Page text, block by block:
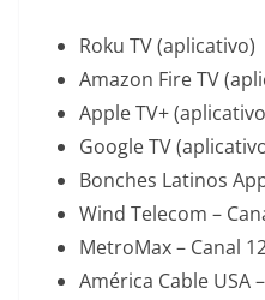
Roku TV (aplicativo)
Amazon Fire TV
Apple TV+
Google TV
Bonches Latinos
Wind Telecom –
MetroMax – Canal
América Cable USA